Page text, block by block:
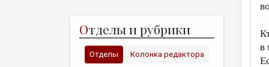
Отделы и рубрики
Отделы Колонка редактора
в